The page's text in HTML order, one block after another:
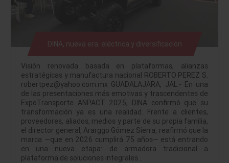
DINA, nueva era: eléctrica y diversificación
Visión renovada basada en plataformas, alianzas
estratégicas y manufactura nacional ROBERTO PEREZ S.
robertpez@yahoo.com.mx GUADALAJARA, JAL.- En una
de las presentaciones más emotivas y trascendentes de
ExpoTransporte ANPACT 2025, DINA confirmó que su
transformación ya es una realidad. Frente a clientes,
proveedores, aliados, medios y parte de su propia familia,
el director general, Ararggo Gómez Sierra, reafirmó que la
marca —que en 2026 cumplirá 75 años— está entrando
en una nueva etapa: de armadora tradicional a
plataforma de soluciones integrales…